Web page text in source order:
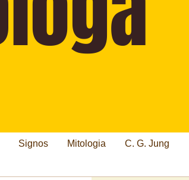
Signos Mitologia C. G. Jung